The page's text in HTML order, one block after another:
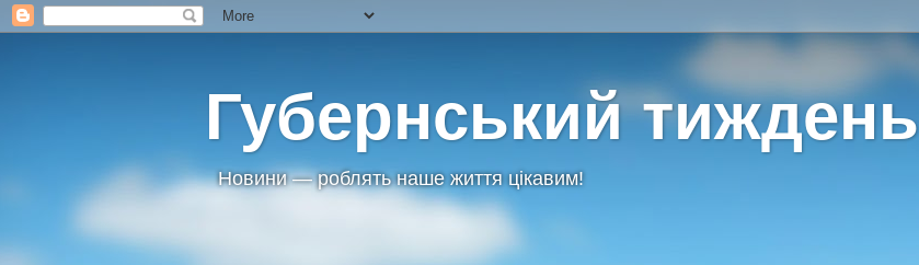
Губернський тиждень
Новини — роблять наше життя цікавим!